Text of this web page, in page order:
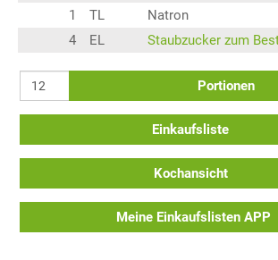
1
TL
Natron
4
EL Staubzucker zum
Portionen
Einkaufsliste
Kochansicht
Meine Einkaufslisten APP